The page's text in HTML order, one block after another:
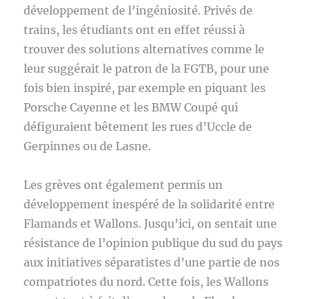
développement de l’ingéniosité. Privés de
trains, les étudiants ont en effet réussi à
trouver des solutions alternatives comme le
leur suggérait le patron de la FGTB, pour une
fois bien inspiré, par exemple en piquant les
Porsche Cayenne et les BMW Coupé qui
défiguraient bêtement les rues d’Uccle de
Gerpinnes ou de Lasne.
Les grèves ont également permis un
développement inespéré de la solidarité entre
Flamands et Wallons. Jusqu’ici, on sentait une
résistance de l’opinion publique du sud du pays
aux initiatives séparatistes d’une partie de nos
compatriotes du nord. Cette fois, les Wallons